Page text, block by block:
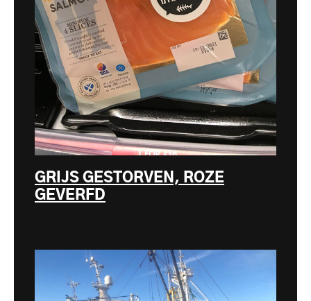
GRIJS GESTORVEN, ROZE
GEVERFD